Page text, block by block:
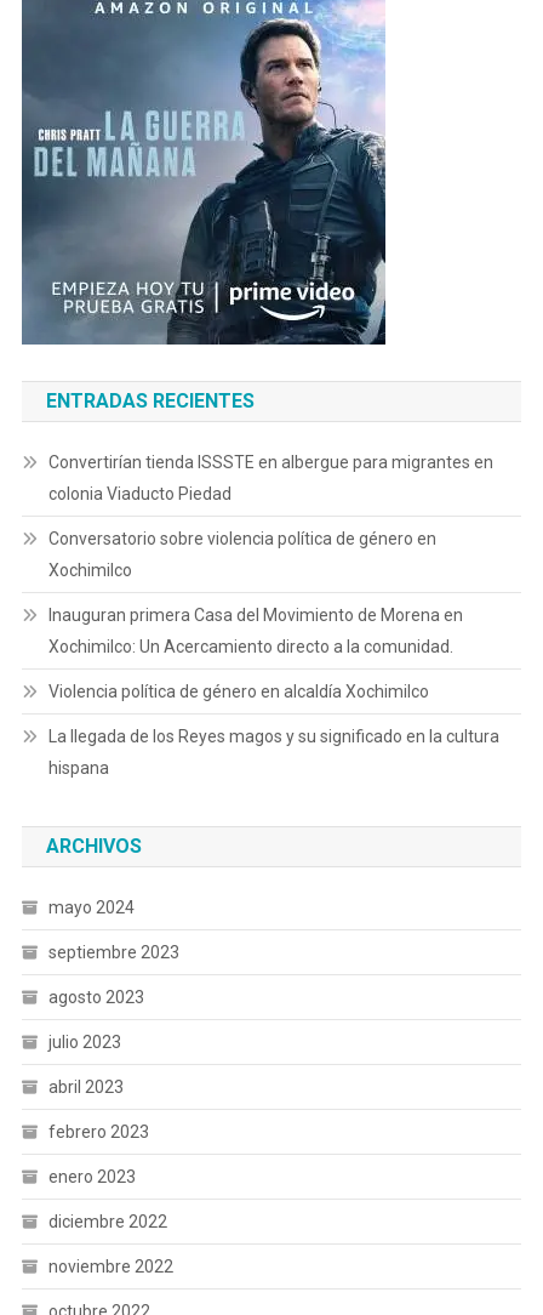
ENTRADAS RECIENTES
Convertirían tienda ISSSTE en albergue para migrantes en
colonia Viaducto Piedad
Conversatorio sobre violencia política de género en
Xochimilco
Inauguran primera Casa del Movimiento de Morena en
Xochimilco: Un Acercamiento directo a la comunidad.
Violencia política de género en alcaldía Xochimilco
La llegada de los Reyes magos y su significado en la cultura
hispana
ARCHIVOS
mayo 2024
septiembre 2023
agosto 2023
julio 2023
abril 2023
febrero 2023
enero 2023
diciembre 2022
noviembre 2022
octubre 2022